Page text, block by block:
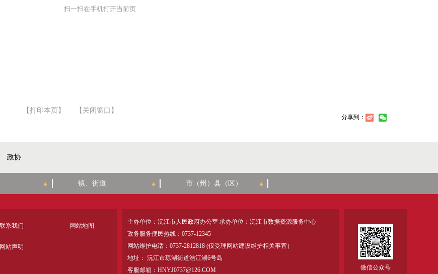
扫一扫在手机打开当前页
【打印本页】 【关闭窗口】
分享到：
政协
微信公众号
主办单位：沅江市人民政府办公室 承办单位：沅江市数据资源服务中心
政务服务便民热线：0737-12345
网站维护电话：0737-2812818 (仅受理网站建设维护相关事宜）
地址： 沅江市琼湖街道浩江湖6号岛
客服邮箱：HNYJ0737@126.COM
联系我们 网站地图
网站声明